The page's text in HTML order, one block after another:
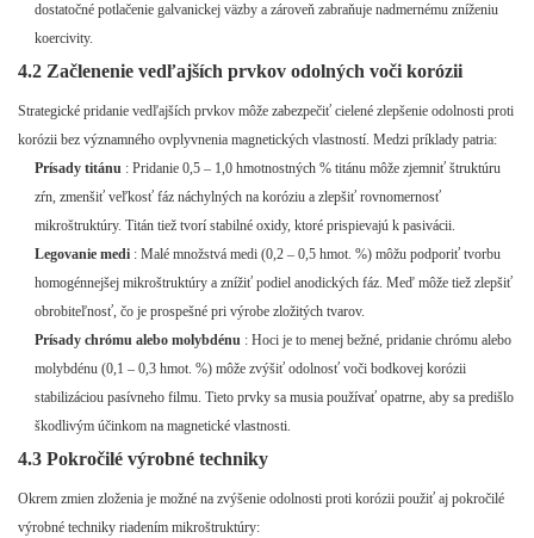
dostatočné potlačenie galvanickej väzby a zároveň zabraňuje nadmernému zníženiu
koercivity.
4.2 Začlenenie vedľajších prvkov odolných voči korózii
Strategické pridanie vedľajších prvkov môže zabezpečiť cielené zlepšenie odolnosti proti
korózii bez významného ovplyvnenia magnetických vlastností. Medzi príklady patria:
Prísady titánu : Pridanie 0,5 – 1,0 hmotnostných % titánu môže zjemniť štruktúru
zŕn, zmenšiť veľkosť fáz náchylných na koróziu a zlepšiť rovnomernosť
mikroštruktúry. Titán tiež tvorí stabilné oxidy, ktoré prispievajú k pasivácii.
Legovanie medi : Malé množstvá medi (0,2 – 0,5 hmot. %) môžu podporiť tvorbu
homogénnejšej mikroštruktúry a znížiť podiel anodických fáz. Meď môže tiež zlepšiť
obrobiteľnosť, čo je prospešné pri výrobe zložitých tvarov.
Prísady chrómu alebo molybdénu : Hoci je to menej bežné, pridanie chrómu alebo
molybdénu (0,1 – 0,3 hmot. %) môže zvýšiť odolnosť voči bodkovej korózii
stabilizáciou pasívneho filmu. Tieto prvky sa musia používať opatrne, aby sa predišlo
škodlivým účinkom na magnetické vlastnosti.
4.3 Pokročilé výrobné techniky
Okrem zmien zloženia je možné na zvýšenie odolnosti proti korózii použiť aj pokročilé
výrobné techniky riadením mikroštruktúry: